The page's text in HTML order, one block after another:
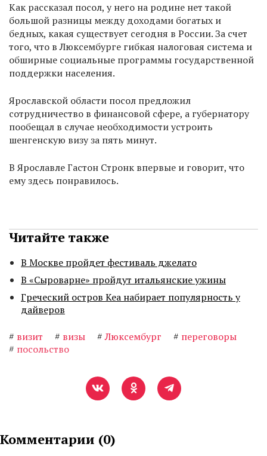
Как рассказал посол, у него на родине нет такой
большой разницы между доходами богатых и
бедных, какая существует сегодня в России. За счет
того, что в Люксембурге гибкая налоговая система и
обширные социальные программы государственной
поддержки населения.
Ярославской области посол предложил
сотрудничество в финансовой сфере, а губернатору
пообещал в случае необходимости устроить
шенгенскую визу за пять минут.
В Ярославле Гастон Стронк впервые и говорит, что
ему здесь понравилось.
Читайте также
В Москве пройдет фестиваль джелато
В «Сыроварне» пройдут итальянские ужины
Греческий остров Кеа набирает популярность у
дайверов
# визит # визы # Люксембург # переговоры
# посольство
Комментарии (0)